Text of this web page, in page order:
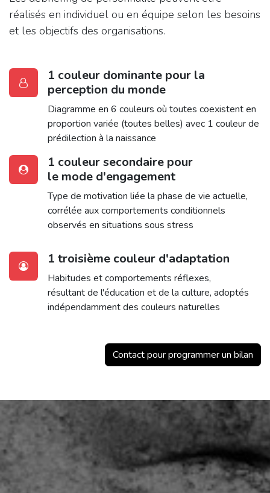
réalisés en individuel ou en équipe selon les besoins
et les objectifs des organisations.
1 couleur dominante pour la
perception du monde
Diagramme en 6 couleurs où toutes coexistent en
proportion variée (toutes belles) avec 1 couleur de
prédilection à la naissance
1 couleur secondaire pour
le mode d'engagement
Type de motivation liée la phase de vie actuelle,
corrélée aux comportements conditionnels
observés en situations sous stress
1 troisième couleur d'adaptation
Habitudes et comportements réflexes,
résultant de l'éducation et de la culture, adoptés
indépendamment des couleurs naturelles
Contact pour programmer un bilan